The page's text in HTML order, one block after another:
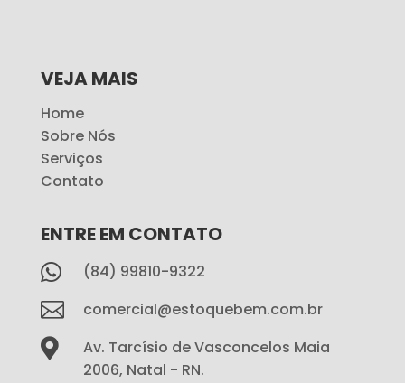
VEJA MAIS
Home
Sobre Nós
Serviços
Contato
ENTRE EM CONTATO
 (84) 99810-9322
 comercial@estoquebem.com.br

Av. Tarcísio de Vasconcelos Maia
2006, Natal - RN.